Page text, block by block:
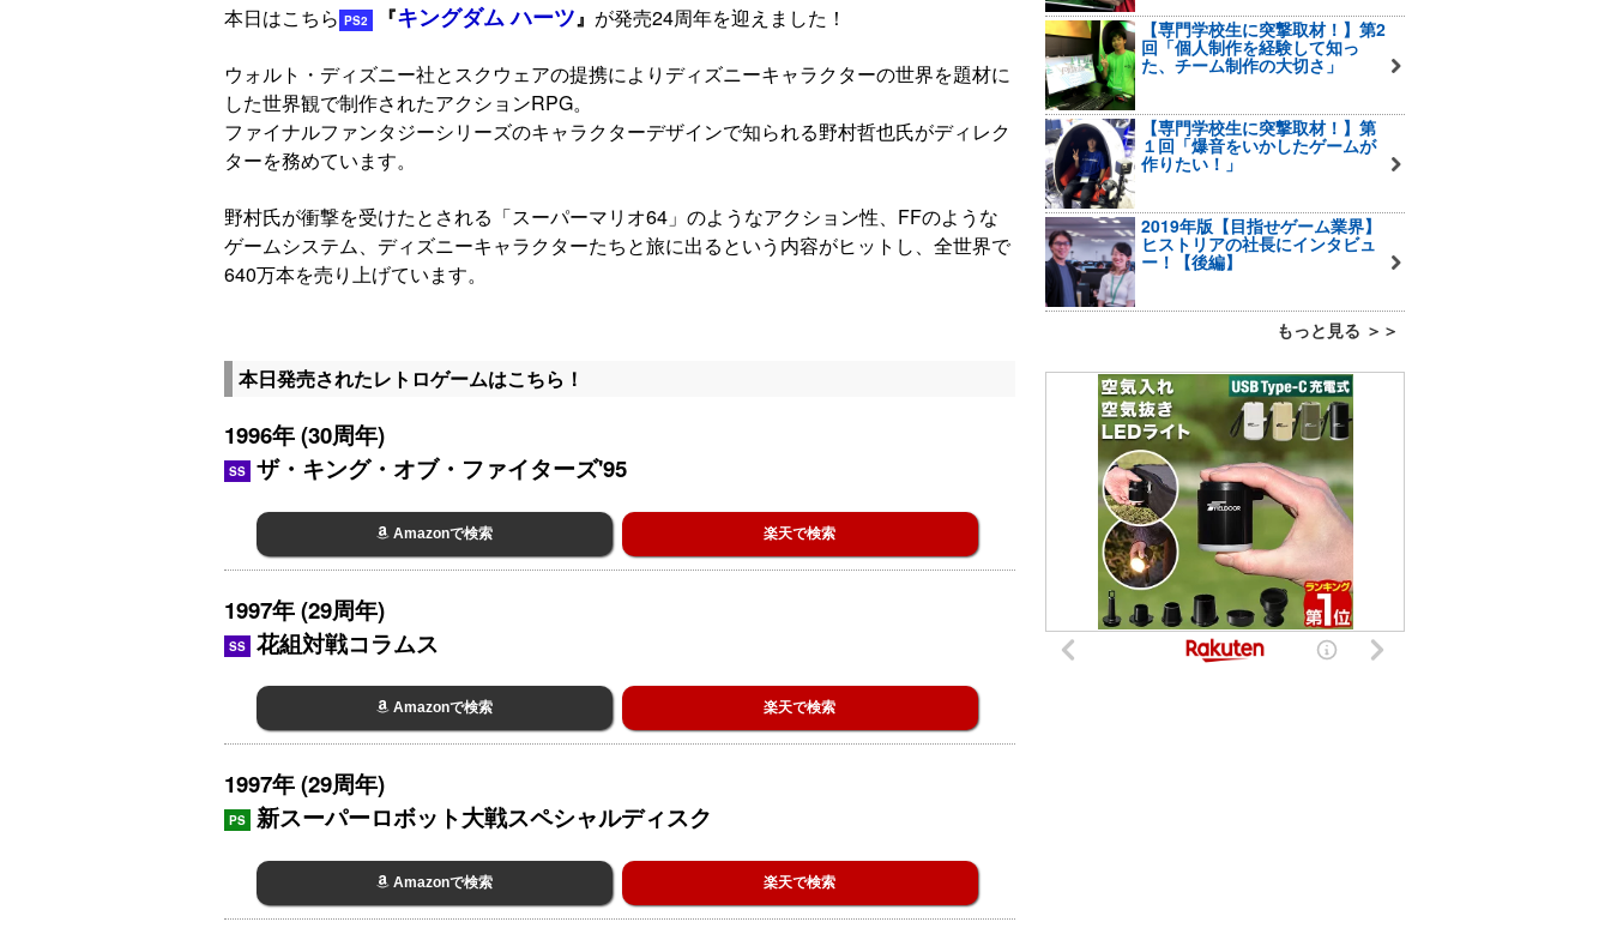
本日はこちら PS2 『キングダム ハーツ』 が発売24周年を迎えました！
ウォルト・ディズニー社とスクウェアの提携によりディズニーキャラクターの世界を題材に
した世界観で制作されたアクションRPG。
ファイナルファンタジーシリーズのキャラクターデザインで知られる野村哲也氏がディレク
ターを務めています。
野村氏が衝撃を受けたとされる「スーパーマリオ64」のようなアクション性、FFのような
ゲームシステム、ディズニーキャラクターたちと旅に出るという内容がヒットし、全世界で
640万本を売り上げています。
本日発売されたレトロゲームはこちら！
1996年 (30周年)
SS ザ・キング・オブ・ファイターズ'95
Amazonで検索 楽天で検索
1997年 (29周年)
SS 花組対戦コラムス
Amazonで検索 楽天で検索
1997年 (29周年)
PS 新スーパーロボット大戦スペシャルディスク
Amazonで検索 楽天で検索
【専門学校生に突撃取材！】第2
回「個人制作を経験して知っ
た、チーム制作の大切さ」
【専門学校生に突撃取材！】第
１回「爆音をいかしたゲームが
作りたい！」
2019年版【目指せゲーム業界】
ヒストリアの社長にインタビュ
ー！【後編】
もっと見る ＞＞